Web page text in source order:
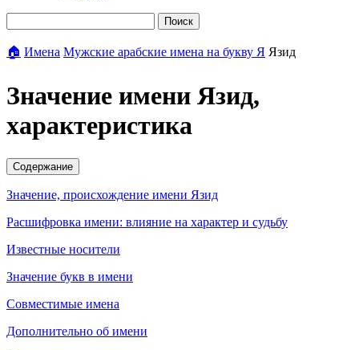
Поиск
🏠 Имена Мужские арабские имена на букву Я Язид
Значение имени Язид,
характеристика
Содержание
Значение, происхождение имени Язид
Расшифровка имени: влияние на характер и судьбу
Известные носители
Значение букв в имени
Совместимые имена
Дополнительно об имени